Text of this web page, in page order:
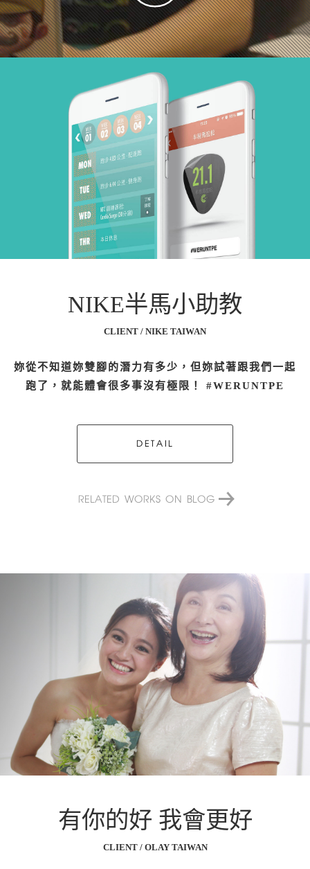
NIKE半馬小助教
CLIENT / NIKE TAIWAN
妳從不知道妳雙腳的潛力有多少，但妳試著跟我們一起
跑了，就能體會很多事沒有極限！ #WERUNTPE
DETAIL
RELATED WORKS ON BLOG
有你的好 我會更好
CLIENT / OLAY TAIWAN